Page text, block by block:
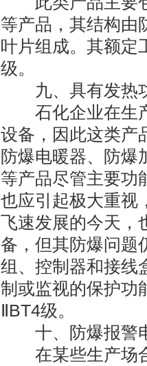
等产品，其结构由
叶片组成。其额定
级。
九、具有发热
石化企业在生产
设备，因此这类产
防爆电暖器、防爆
等产品尽管主要功
也应引起极大重视
飞速发展的今天，
备，但其防爆问题
组、控制器和接线
制或监视的保护功
ⅡBT4级。
十、防爆报警
在某些生产场合